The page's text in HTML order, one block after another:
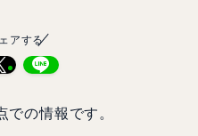
アする
の情報です。